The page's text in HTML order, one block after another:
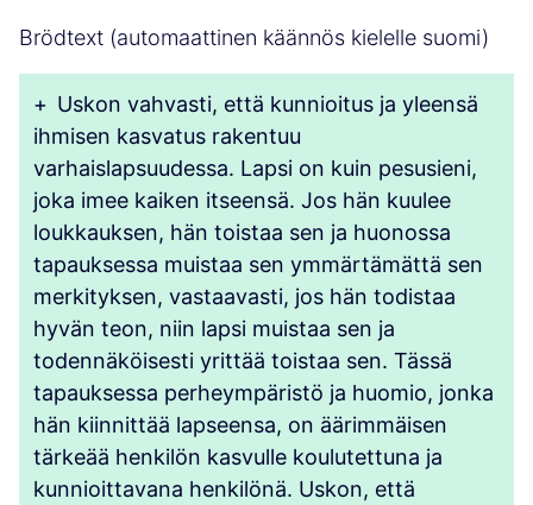
Brödtext (automaattinen käännös kielelle suomi)
+ Uskon vahvasti, että kunnioitus ja yleensä
ihmisen kasvatus rakentuu
varhaislapsuudessa. Lapsi on kuin pesusieni,
joka imee kaiken itseensä. Jos hän kuulee
loukkauksen, hän toistaa sen ja huonossa
tapauksessa muistaa sen ymmärtämättä sen
merkityksen, vastaavasti, jos hän todistaa
hyvän teon, niin lapsi muistaa sen ja
todennäköisesti yrittää toistaa sen. Tässä
tapauksessa perheympäristö ja huomio, jonka
hän kiinnittää lapseensa, on äärimmäisen
tärkeää henkilön kasvulle koulutettuna ja
kunnioittavana henkilönä. Uskon, että